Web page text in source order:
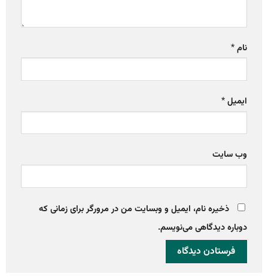
نام*
ایمیل*
وب‌ سایت
ذخیره نام، ایمیل و وبسایت من در مرورگر برای زمانی که
دوباره دیدگاهی می‌نویسم.